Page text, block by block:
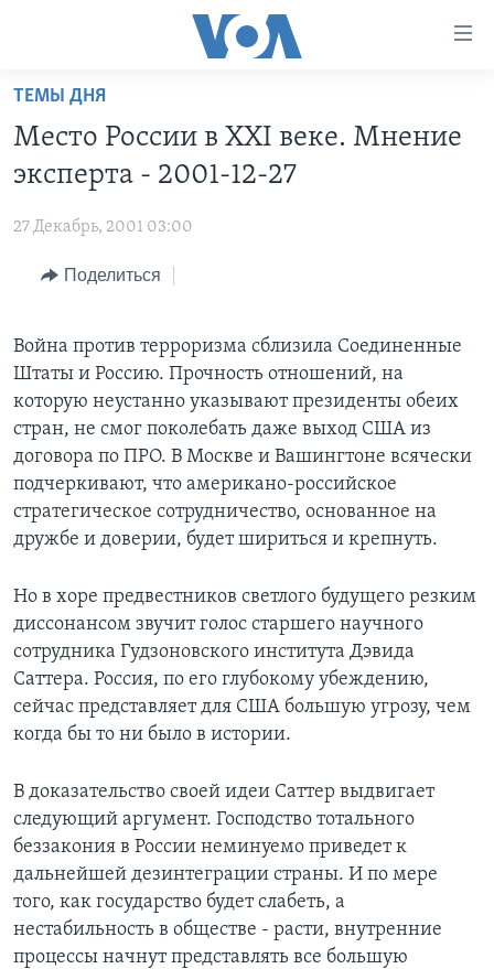
Перейти
основной
контент
навигации
поиск
НОВОСТИ ЗА МИНУТУ
ИТОГИ
ДИСКУССИЯ VOA
ДЕТАЛИ
НЬЮ-ЙОРК NEW YORK
ПРОЕКТЫ
УЧИМ АНГЛИЙСКИЙ
НАША АМЕРИКАНСКАЯ ИСТОРИЯ
АРТЕФАКТЫ
АМЕРИКАНСКИЕ ГОРОДКИ
ТЕСТЫ
ЭКСПЕРТИЗА
ИНТЕРВЬЮ
ЗА СВОБОДУ ПРЕССЫ
УЧИМ АНГЛИЙСКИЙ
ВИДЕО
ПОДПИСКА НА НОВОСТИ
Learning English
СОЦИАЛЬНЫЕ СЕТИ
Языки
ТЕМЫ ДНЯ
Место России в XXI веке. Мнение
эксперта - 2001-12-27
27 Декабрь, 2001 03:00
Поделиться
Война против терроризма сблизила Соединенные
Штаты и Россию. Прочность отношений, на
которую неустанно указывают президенты обеих
стран, не смог поколебать даже выход США из
договора по ПРО. В Москве и Вашингтоне всячески
подчеркивают, что американо-российское
стратегическое сотрудничество, основанное на
дружбе и доверии, будет шириться и крепнуть.
Но в хоре предвестников светлого будущего резким
диссонансом звучит голос старшего научного
сотрудника Гудзоновского института Дэвида
Саттера. Россия, по его глубокому убеждению,
сейчас представляет для США большую угрозу, чем
когда бы то ни было в истории.
В доказательство своей идеи Саттер выдвигает
следующий аргумент. Господство тотального
беззакония в России неминуемо приведет к
дальнейшей дезинтеграции страны. И по мере
того, как государство будет слабеть, а
нестабильность в обществе - расти, внутренние
процессы начнут представлять все большую